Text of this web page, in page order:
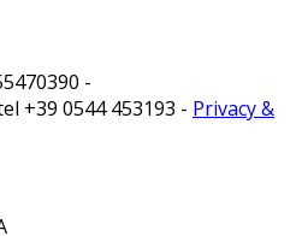
-
+39 0544 453193 - Privacy &